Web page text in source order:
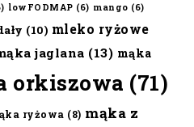
lowFODMAP (6) mango (6)
(10) mleko ryżowe
jaglana (13) mąka
orkiszowa (71)
ryżowa (8) mąka z